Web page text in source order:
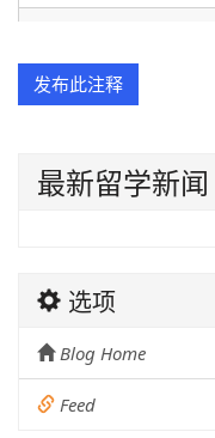
最新留学新闻
选项
Blog Home
Feed